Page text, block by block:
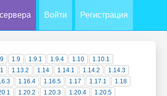
Войти Регистрация
1.9 1.9.1 1.9.4 1.10
1.10.1
1.13.2 1.14 1.14.1 1.14.2
1.14.3
1.16.4 1.16.5 1.17 1.17.1
1.18
1.20.2 1.20.3 1.20.4
1.20.5